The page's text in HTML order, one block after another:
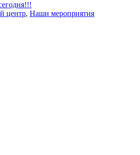
центр, Наши мероприятия